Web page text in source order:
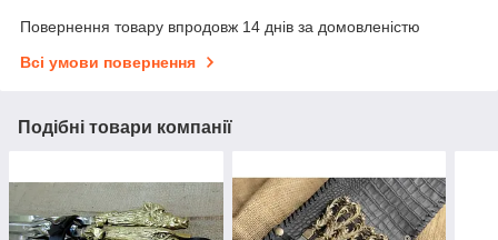
Повернення товару впродовж 14 днів за домовленістю
Всі умови повернення
Подібні товари компанії